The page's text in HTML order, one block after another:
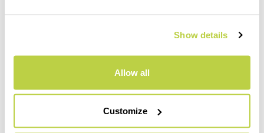
Show details
Allow all
Customize